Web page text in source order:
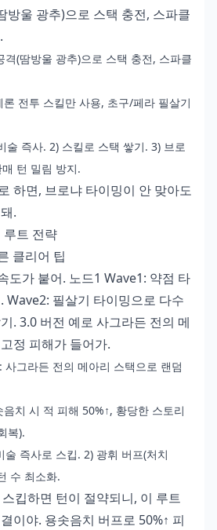
방울 광추)으로 스택 충전, 스파클
격(땀방울 광추)으로 스택 충전, 스파클
론 전투 스킬만 사용, 초구/페라 필살기
술 즉사. 2) 스킬로 스택 쌓기. 3) 브로
턴 밀림 방지.
하면, 브로냐 타이밍이 안 맞아도
.
루트 전략
클리어 팁
도가 붙어. 노드1 Wave1: 약점 타
Wave2: 필살기 타이밍으로 다수
. 3.0 버전 예로 사그라든 전의 메
정 피해가 들어가.
사그라든 전의 메아리 스택으로 랜덤
음치 시 적 피해 50%↑, 황당한 스토리
복).
술 즉사로 스킵. 2) 광휘 버프(처치
수 최소화.
킵하면 턴이 절약되니, 이 루트
이야. 용솟음치 버프로 50%↑ 피